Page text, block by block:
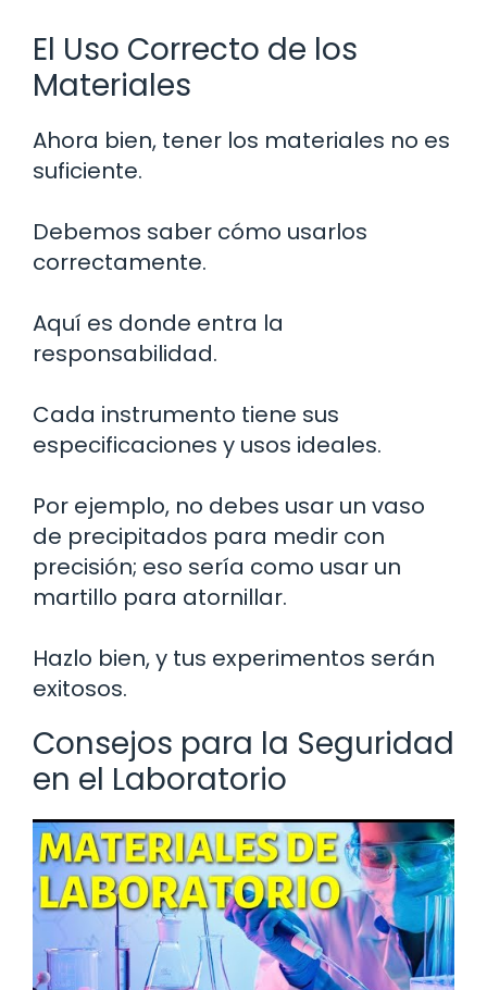
El Uso Correcto de los
Materiales
Ahora bien, tener los materiales no es
suficiente.
Debemos saber cómo usarlos
correctamente.
Aquí es donde entra la
responsabilidad.
Cada instrumento tiene sus
especificaciones y usos ideales.
Por ejemplo, no debes usar un vaso
de precipitados para medir con
precisión; eso sería como usar un
martillo para atornillar.
Hazlo bien, y tus experimentos serán
exitosos.
Consejos para la Seguridad
en el Laboratorio